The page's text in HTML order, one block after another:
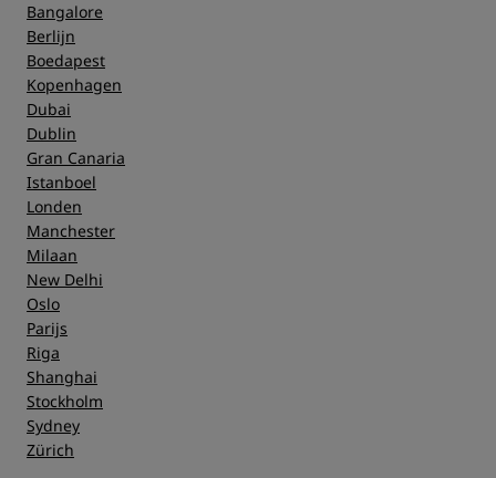
Bangalore
Berlijn
Boedapest
Kopenhagen
Dubai
Dublin
Gran Canaria
Istanboel
Londen
Manchester
Milaan
New Delhi
Oslo
Parijs
Riga
Shanghai
Stockholm
Sydney
Zürich